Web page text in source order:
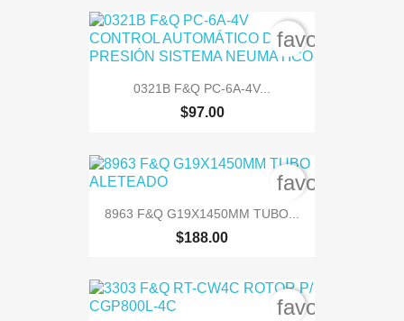
0321B F&Q PC-6A-4V...
$97.00
8963 F&Q G19X1450MM TUBO...
$188.00